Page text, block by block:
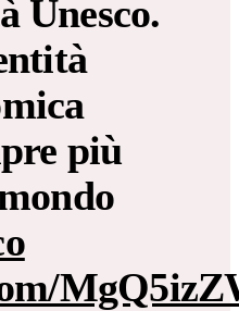
Unesco.
più